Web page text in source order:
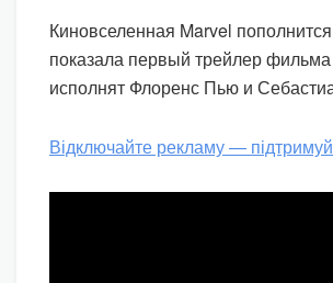
Киновселенная Marvel
показала первый трейлер
исполнят Флоренс Пью и
Відключайте рекламу —